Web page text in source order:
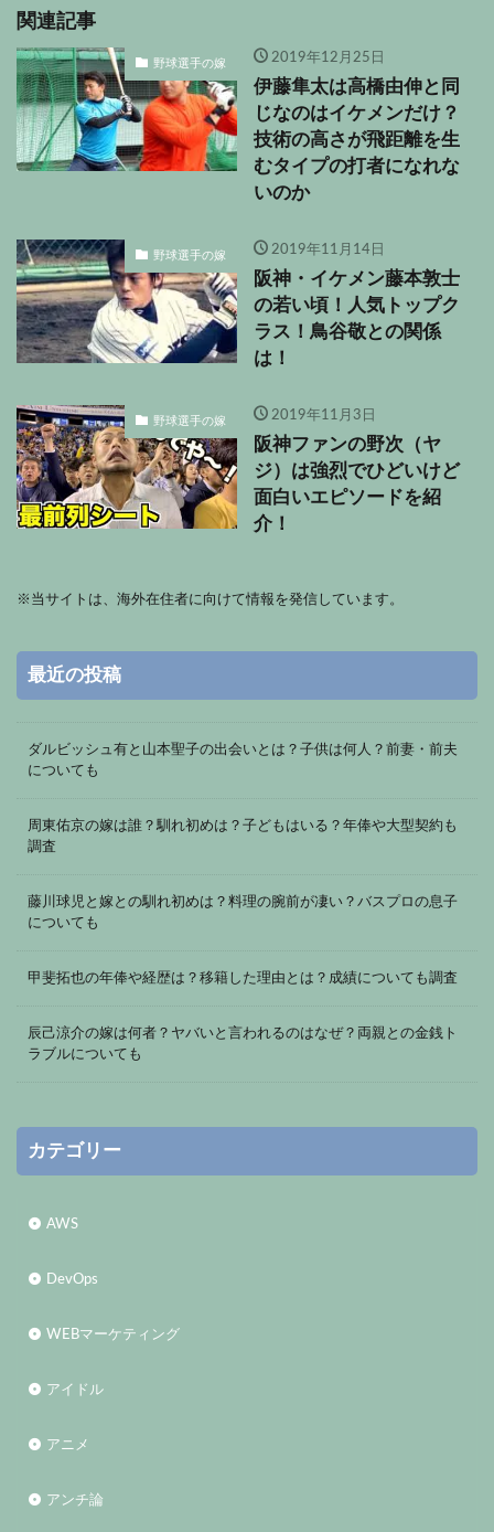
関連記事
野球選手の嫁 2019年12月25日
伊藤隼太は高橋由伸と同
じなのはイケメンだけ？
技術の高さが飛距離を生
むタイプの打者になれな
いのか
野球選手の嫁 2019年11月14日
阪神・イケメン藤本敦士
の若い頃！人気トップク
ラス！鳥谷敬との関係
は！
野球選手の嫁 2019年11月3日
阪神ファンの野次（ヤ
ジ）は強烈でひどいけど
面白いエピソードを紹
介！
※ 当サイトは、海外在住者に向けて情報を発信しています。
最近の投稿
ダルビッシュ有と山本聖子の出会いとは？子供は何人？前妻・前夫
についても
周東佑京の嫁は誰？馴れ初めは？子どもはいる？年俸や大型契約も
調査
藤川球児と嫁との馴れ初めは？料理の腕前が凄い？バスプロの息子
についても
甲斐拓也の年俸や経歴は？移籍した理由とは？成績についても調査
辰己涼介の嫁は何者？ヤバいと言われるのはなぜ？両親との金銭ト
ラブルについても
カテゴリー
AWS
DevOps
WEBマーケティング
アイドル
アニメ
アンチ論